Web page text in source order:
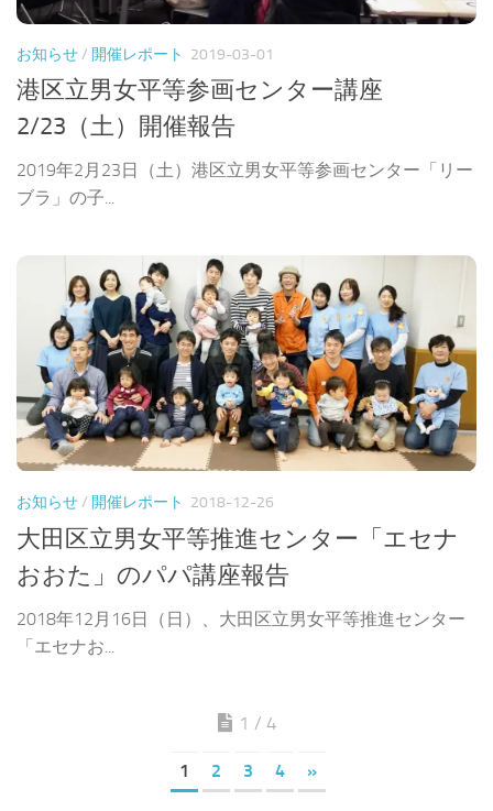
お知らせ/ 開催レポート 2019-03-01
港区立男女平等参画センター講座
2/23（土）開催報告
2019年2月23日（土）港区立男女平等参画センター「リー
ブラ」の子...
お知らせ/ 開催レポート 2018-12-26
大田区立男女平等推進センター「エセナ
おおた」のパパ講座報告
2018年12月16日（日）、大田区立男女平等推進センター
「エセナお...
1 / 4
1 2 3 4 »